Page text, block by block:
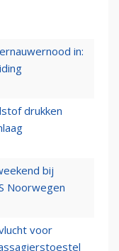
in:
drukken
bij
Noorwegen
voor